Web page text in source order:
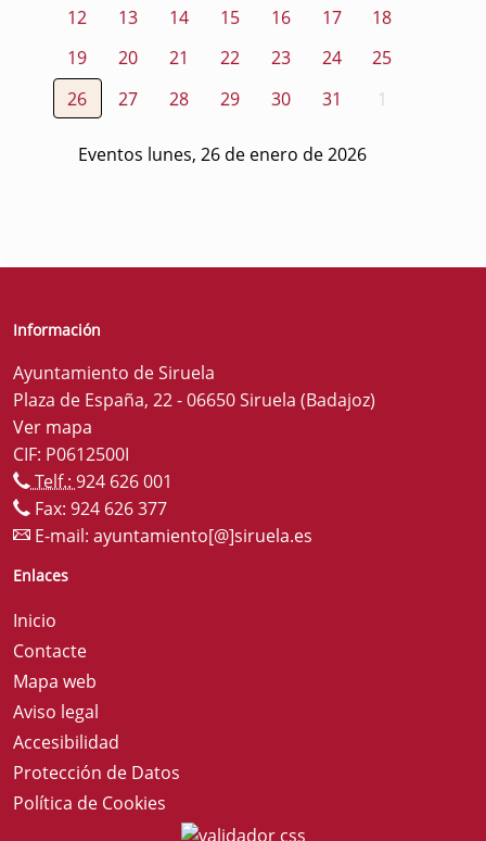
12
13 14 15 16 17
18
19
20 21 22 23 24
25
26
27 28 29 30 31 1
Eventos lunes, 26 de enero de 2026
Información
Ayuntamiento de Siruela
Plaza de España, 22 - 06650 Siruela (Badajoz)
Ver mapa
CIF: P0612500I
Telf.: 924 626 001
Fax: 924 626 377
E-mail: ayuntamiento[@]siruela.es
Enlaces
Inicio
Contacte
Mapa web
Aviso legal
Accesibilidad
Protección de Datos
Política de Cookies